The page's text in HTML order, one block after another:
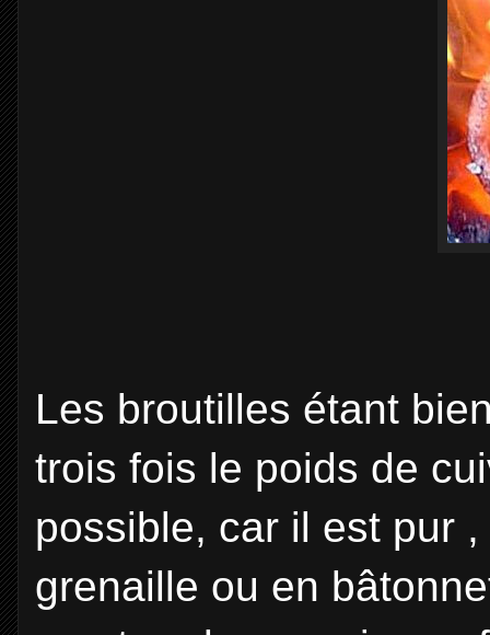
Les broutilles étant
trois fois le poids de
possible, car il est pur
grenaille ou en